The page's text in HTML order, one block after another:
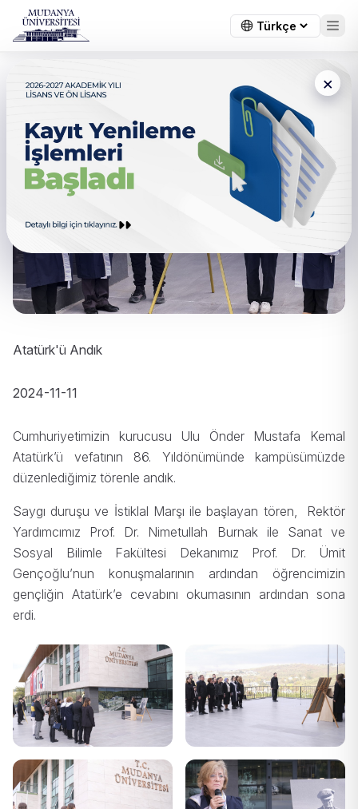
×
Atatürk'ü Andık
Atatürk'ü Andık
2024-11-11
Cumhuriyetimizin kurucusu Ulu Önder Mustafa Kemal
Atatürk’ü vefatının 86. Yıldönümünde kampüsümüzde
düzenlediğimiz törenle andık.
Saygı duruşu ve İstiklal Marşı ile başlayan tören, Rektör
Yardımcımız Prof. Dr. Nimetullah Burnak ile Sanat ve
Sosyal Bilimle Fakültesi Dekanımız Prof. Dr. Ümit
Gençoğlu’nun konuşmalarının ardından öğrencimizin
gençliğin Atatürk’e cevabını okumasının ardından sona
erdi.